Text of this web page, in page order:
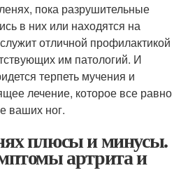
пока разрушительные
в них или находятся на
отличной профилактикой
им патологий. И
терпеть мучения и
лечение, которое все равно
ваших ног.
плюсы и минусы.
артрита и